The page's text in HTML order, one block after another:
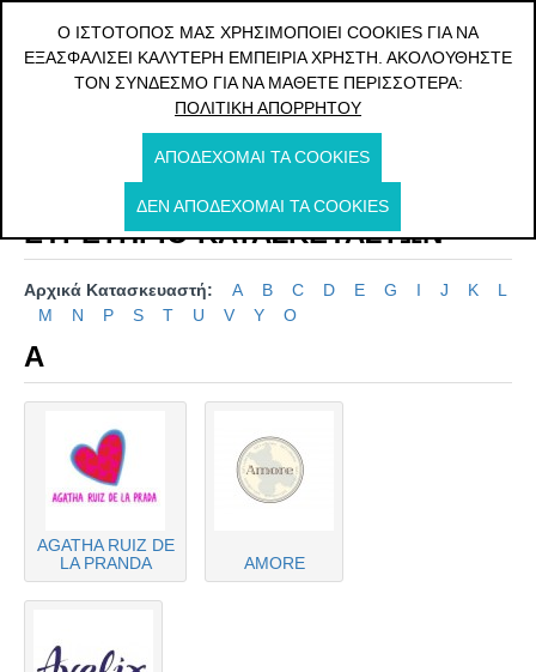
Ο ΙΣΤΌΤΟΠΌΣ ΜΑΣ ΧΡΗΣΙΜΟΠΟΙΕΊ COOKIES ΓΙΑ ΝΑ
ΕΞΑΣΦΑΛΊΣΕΙ ΚΑΛΎΤΕΡΗ ΕΜΠΕΙΡΊΑ ΧΡΉΣΤΗ. ΑΚΟΛΟΥΘΉΣΤΕ
ΤΟΝ ΣΎΝΔΕΣΜΟ ΓΙΑ ΝΑ ΜΆΘΕΤΕ ΠΕΡΙΣΣΌΤΕΡΑ:
ΠΟΛΙΤΙΚΉ ΑΠΟΡΡΉΤΟΥ
ΑΠΟΔΈΧΟΜΑΙ ΤΑ COOKIES
ΔΕΝ ΑΠΟΔΈΧΟΜΑΙ ΤΑ COOKIES
ΔΩΡΕΑΝ ΜΕΤΑΦΟΡΙΚΑ ΓΙΑ ΠΑΡΑΓΓΕΛΙΕΣ ΑΝΩ ΤΩΝ 20€
Κατασκευαστής
ΕΥΡΕΤΉΡΙΟ ΚΑΤΑΣΚΕΥΑΣΤΏΝ
Αρχικά Κατασκευαστή: A B C D E G I J K
L
M
N P S T U V Y Ο
A
AGATHA RUIZ DE
LA PRANDA
AMORE